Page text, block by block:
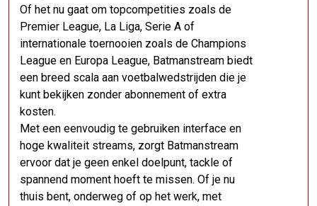
Of het nu gaat om topcompetities zoals de
Premier League, La Liga, Serie A of
internationale toernooien zoals de Champions
League en Europa League, Batmanstream biedt
een breed scala aan voetbalwedstrijden die je
kunt bekijken zonder abonnement of extra
kosten.
Met een eenvoudig te gebruiken interface en
hoge kwaliteit streams, zorgt Batmanstream
ervoor dat je geen enkel doelpunt, tackle of
spannend moment hoeft te missen. Of je nu
thuis bent, onderweg of op het werk, met